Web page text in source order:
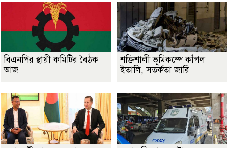
বিএনপির স্থায়ী কমিটির বৈঠক
আজ
শক্তিশালী ভূমিকম্পে কাঁপল
ইতালি, সতর্কতা জারি